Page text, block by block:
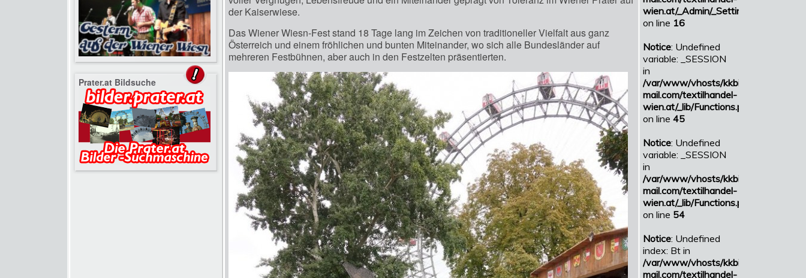
Prater.at Bildsuche
der Kaiserwiese.
Das Wiener Wiesn-Fest stand 18 Tage lang im Zeichen von traditioneller Vielfalt aus ganz
Österreich und einem fröhlichen und bunten Miteinander, wo sich alle Bundesländer auf
mehreren Festbühnen, aber auch in den Festzelten präsentierten.